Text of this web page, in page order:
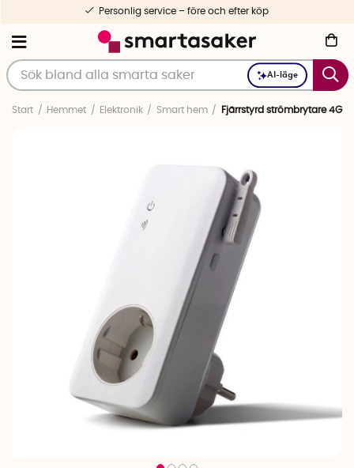
AI-läge
Personlig service – före och efter köp
Start Hemmet Elektronik Smart hem Fjärrstyrd strömbrytare 4G